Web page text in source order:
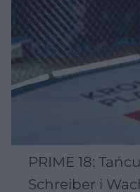
PRIME 18:
Schreiber i